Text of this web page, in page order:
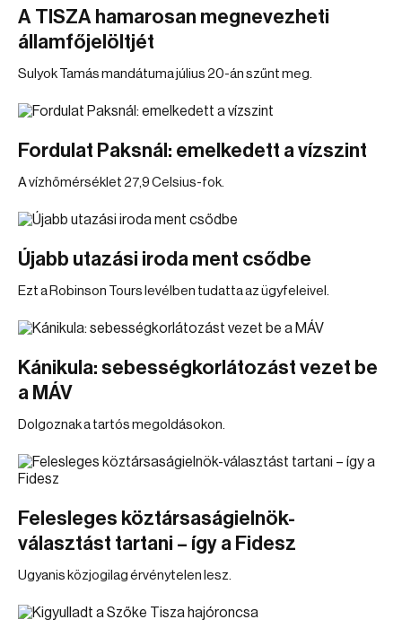
A TISZA hamarosan megnevezheti
államfőjelöltjét
Sulyok Tamás mandátuma július 20-án szűnt meg.
Fordulat Paksnál: emelkedett a vízszint
A vízhőmérséklet 27,9 Celsius-fok.
Újabb utazási iroda ment csődbe
Ezt a Robinson Tours levélben tudatta az ügyfeleivel.
Kánikula: sebességkorlátozást vezet be
a MÁV
Dolgoznak a tartós megoldásokon.
Felesleges köztársaságielnök-
választást tartani – így a Fidesz
Ugyanis közjogilag érvénytelen lesz.